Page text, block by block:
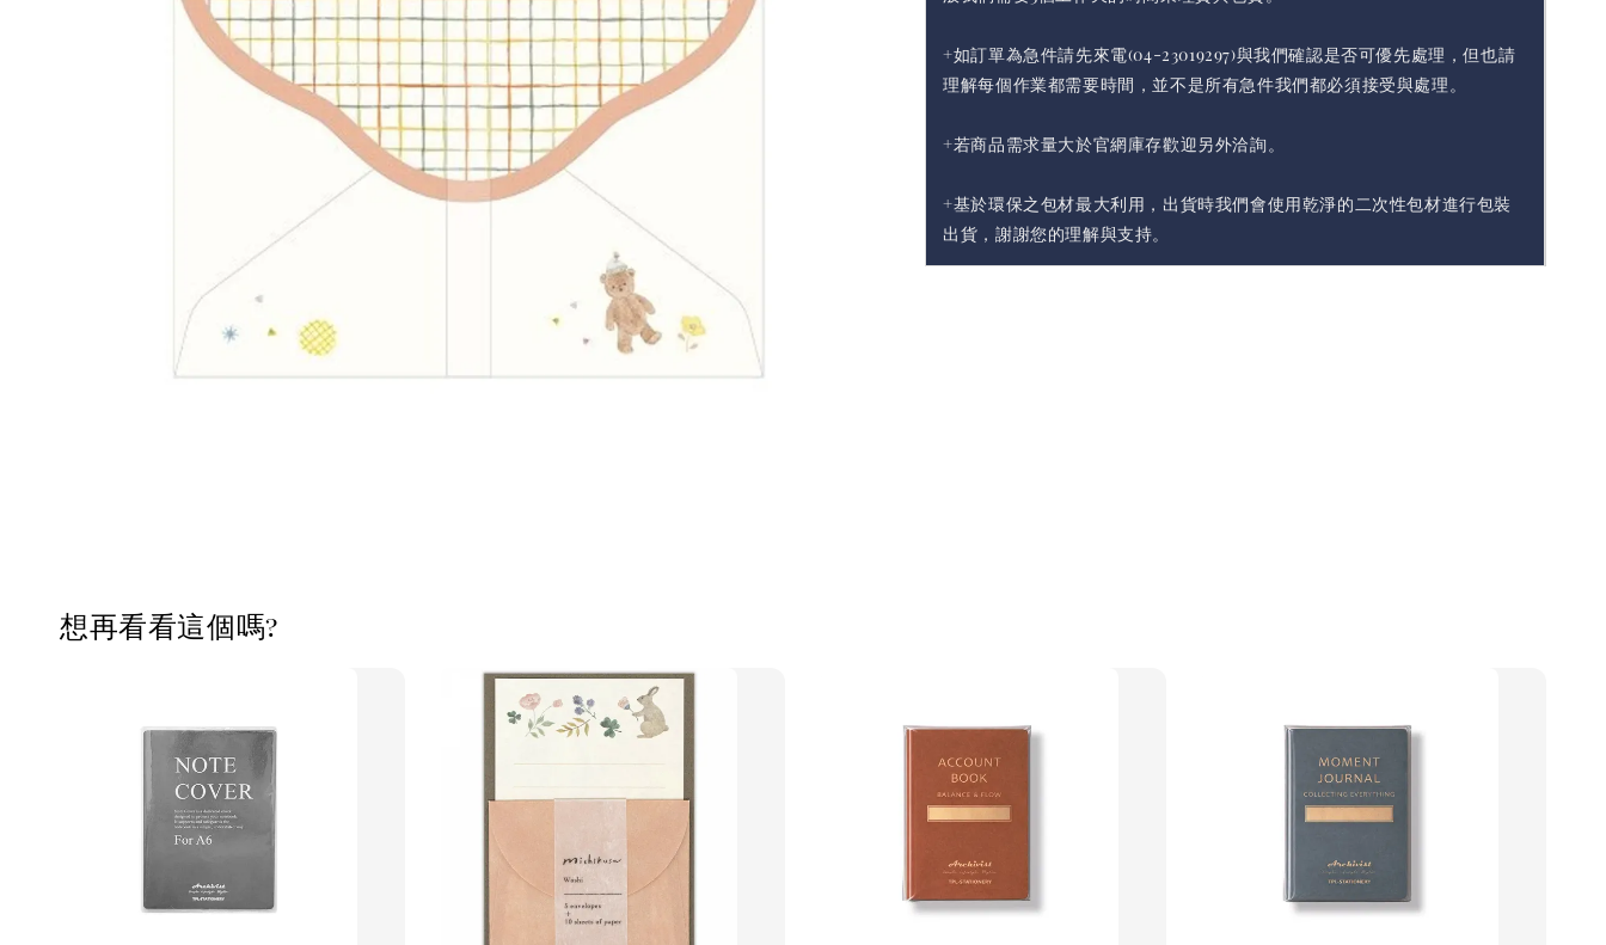
+如訂單為急件請先來電(04-23019297)與我們確認是否可優先處理，但也請
理解每個作業都需要時間，並不是所有急件我們都必須接受與處理。
+若商品需求量大於官網庫存歡迎另外洽詢。
+基於環保之包材最大利用，出貨時我們會使用乾淨的二次性包材進行包裝
出貨，謝謝您的理解與支持。
想再看看這個嗎?